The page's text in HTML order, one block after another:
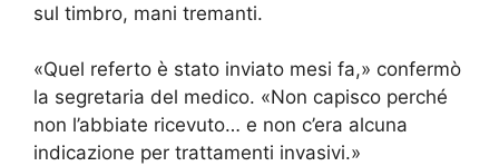
sul timbro, mani tremanti.
«Quel referto è stato inviato mesi fa,» confermò
la segretaria del medico. «Non capisco perché
non l’abbiate ricevuto… e non c’era alcuna
indicazione per trattamenti invasivi.»